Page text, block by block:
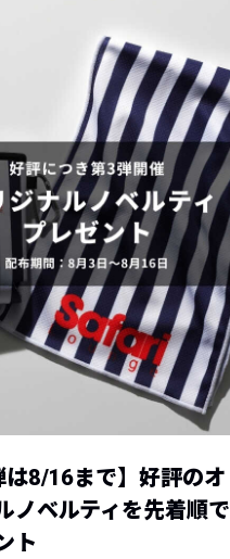
は8/16まで】好評のオ
ノベルティを先着順で
ト